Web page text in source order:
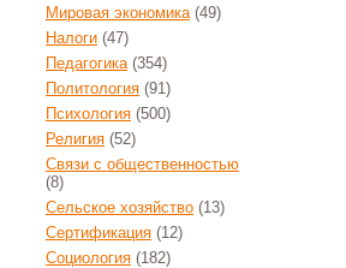
Мировая экономика(49)
Налоги (47)
Педагогика(354)
Политология (91)
Психология (500)
Религия (52)
Связи с общественностью
(8)
Сельское хозяйство (13)
Сертификация (12)
Социология (182)